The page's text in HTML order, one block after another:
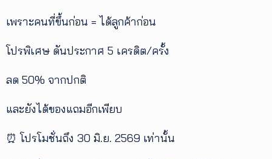
เพราะคนที่ขึ้นก่อน = ได้ลูกค้าก่อน
โปรพิเศษ ดันประกาศ 5 เครดิต/ครั้ง
ลด 50% จากปกติ
และยังได้ของแถมอีกเพียบ
⏰ โปรโมชั่นถึง 30 มิ.ย. 2569 เท่านั้น